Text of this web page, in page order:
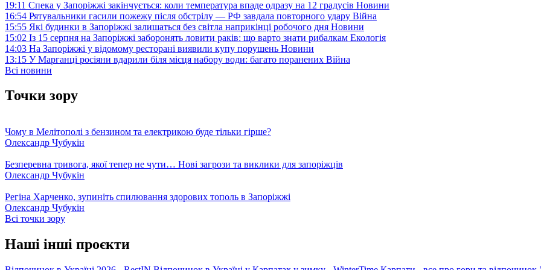
19:11 Спека у Запоріжжі закінчується: коли температура впаде одразу на 12 градусів Новини
16:54 Рятувальники гасили пожежу після обстрілу — РФ завдала повторного удару Війна
15:55 Які будинки в Запоріжжі залишаться без світла наприкінці робочого дня Новини
15:02 Із 15 серпня на Запоріжжі заборонять ловити раків: що варто знати рибалкам Екологія
14:03 На Запоріжжі у відомому ресторані виявили купу порушень Новини
13:15 У Марганці росіяни вдарили біля місця набору води: багато поранених Війна
Всі новини
Точки зору
Чому в Мелітополі з бензином та електрикою буде тільки гірше?
Олександр Чубукін
Безперевна тривога, якої тепер не чути… Нові загрози та виклики для запоріжців
Олександр Чубукін
Регіна Харченко, зупиніть спилювання здорових тополь в Запоріжжі
Олександр Чубукін
Всі точки зору
Наші інші проєкти